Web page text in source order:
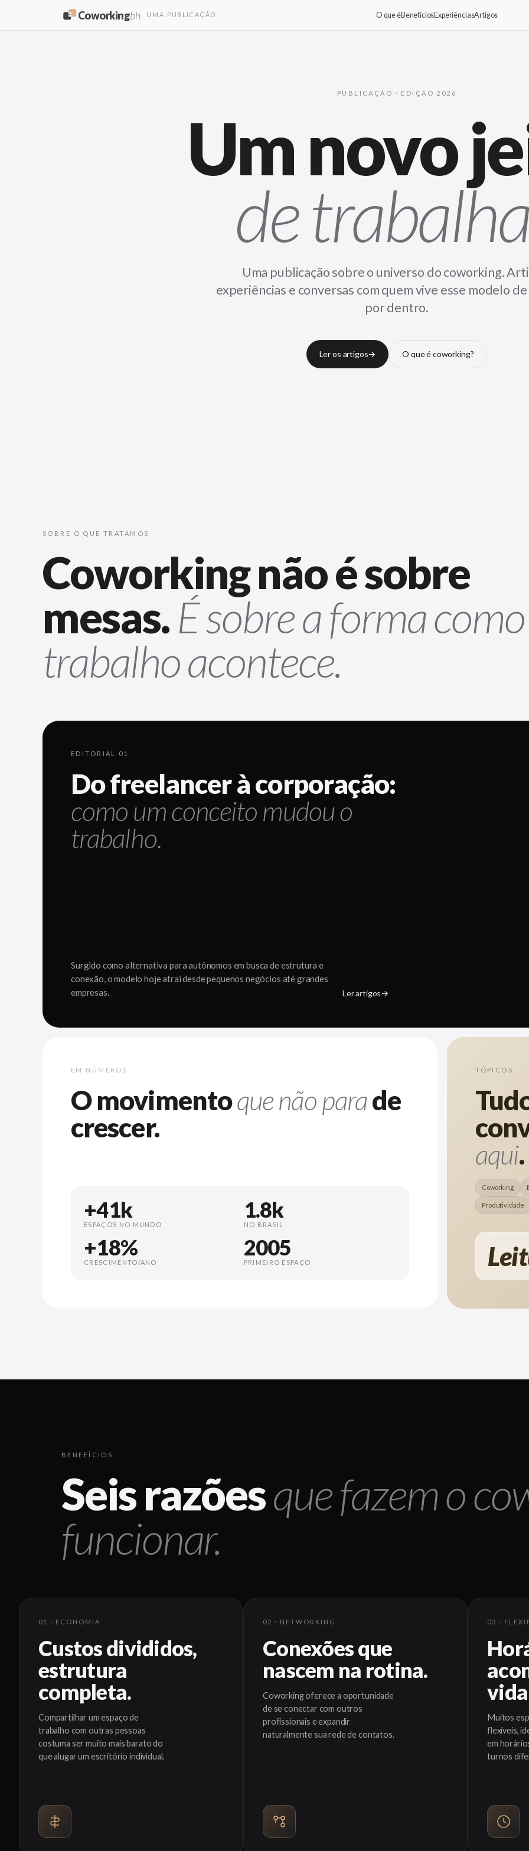
Coworkingbh UMA PUBLICAÇÃO O que éBenefíciosExperiênciasArtigos
PUBLICAÇÃO · EDIÇÃO 2026
Um novo
de
Uma publicação sobre o universo do coworking.
experiências e conversas com quem vive esse modelo
por dentro.
Ler os artigos→ O que é coworking?
SOBRE O QUE TRATAMOS
Coworking não é sobre
mesas.É sobre a forma
trabalho acontece.
EDITORIAL 01
Do freelancer à corporação:
como um conceito mudou o
trabalho.
Surgido como alternativa para autônomos em busca de estrutura e
conexão, o modelo hoje atrai desde pequenos negócios até grandes
empresas.
Ler artigos
EM NÚMEROS
O movimentoque não parade
crescer.
+41k
ESPAÇOS NO MUNDO
1.8k
NO BRASIL
+18%
CRESCIMENTO/ANO
2005
PRIMEIRO ESPAÇO
TÓPICOS
aqui.
Coworking
Produtividade
BENEFÍCIOS
Seis razõesque fazem o
funcionar.
01 · ECONOMIA
Custos divididos,
estrutura
completa.
Compartilhar um espaço de
trabalho com outras pessoas
costuma ser muito mais barato do
que alugar um escritório individual.
02 · NETWORKING
Conexões que
nascem na rotina.
Coworking oferece a oportunidade
de se conectar com outros
profissionais e expandir
naturalmente sua rede de contatos.
03 ·
Muitos
flexíveis,
em
turnos